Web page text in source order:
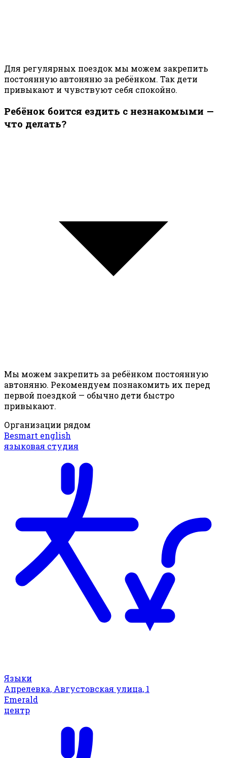
Для регулярных поездок мы можем закрепить
постоянную автоняню за ребёнком. Так дети
привыкают и чувствуют себя спокойно.
Ребёнок боится ездить с незнакомыми —
что делать?
Мы можем закрепить за ребёнком постоянную
автоняню. Рекомендуем познакомить их перед
первой поездкой — обычно дети быстро
привыкают.
Организации рядом
Besmart english
языковая студия
Языки
Апрелевка, Августовская улица, 1
Emerald
центр